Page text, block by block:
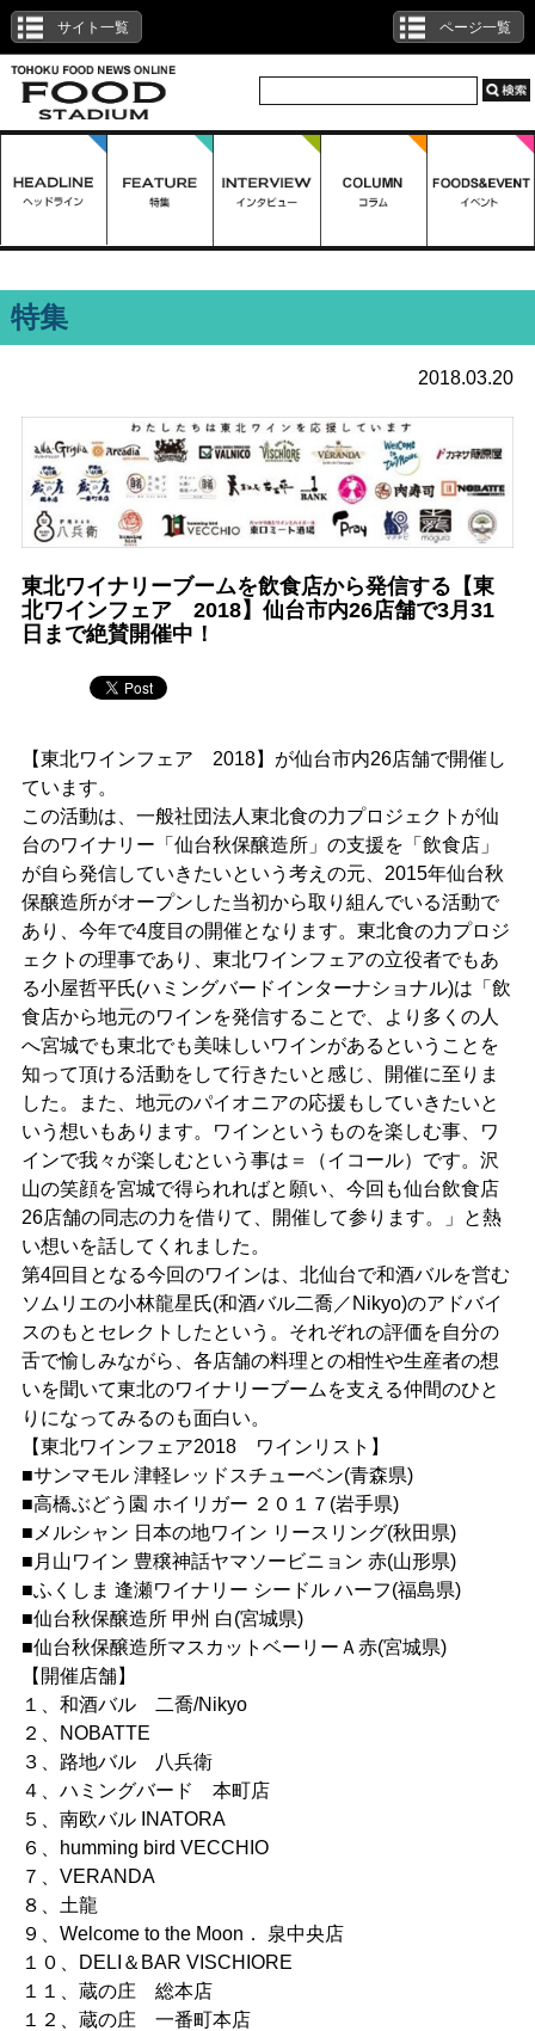
サイト一覧 ページ一覧
特集
2018.03.20
東北ワイナリーブームを飲食店から発信する【東
北ワインフェア 2018】仙台市内26店舗で3月31
日まで絶賛開催中！
【東北ワインフェア 2018】が仙台市内26店舗で開催し
ています。
この活動は、一般社団法人東北食の力プロジェクトが仙
台のワイナリー「仙台秋保醸造所」の支援を「飲食店」
が自ら発信していきたいという考えの元、2015年仙台秋
保醸造所がオープンした当初から取り組んでいる活動で
あり、今年で4度目の開催となります。東北食の力プロジ
ェクトの理事であり、東北ワインフェアの立役者でもあ
る小屋哲平氏(ハミングバードインターナショナル)は「飲
食店から地元のワインを発信することで、より多くの人
へ宮城でも東北でも美味しいワインがあるということを
知って頂ける活動をして行きたいと感じ、開催に至りま
した。また、地元のパイオニアの応援もしていきたいと
いう想いもあります。ワインというものを楽しむ事、ワ
インで我々が楽しむという事は＝（イコール）です。沢
山の笑顔を宮城で得られればと願い、今回も仙台飲食店
26店舗の同志の力を借りて、開催して参ります。」と熱
い想いを話してくれました。
第4回目となる今回のワインは、北仙台で和酒バルを営む
ソムリエの小林龍星氏(和酒バル二喬／Nikyo)のアドバイ
スのもとセレクトしたという。それぞれの評価を自分の
舌で愉しみながら、各店舗の料理との相性や生産者の想
いを聞いて東北のワイナリーブームを支える仲間のひと
りになってみるのも面白い。
【東北ワインフェア2018 ワインリスト】
■サンマモル 津軽レッドスチューベン(青森県)
■高橋ぶどう園 ホイリガー ２０１７(岩手県)
■メルシャン 日本の地ワイン リースリング(秋田県)
■月山ワイン 豊穣神話ヤマソービニョン 赤(山形県)
■ふくしま 逢瀬ワイナリー シードル ハーフ(福島県)
■仙台秋保醸造所 甲州 白(宮城県)
■仙台秋保醸造所マスカットベーリーＡ赤(宮城県)
【開催店舗】
１、和酒バル 二喬/Nikyo
２、NOBATTE
３、路地バル 八兵衛
４、ハミングバード 本町店
５、南欧バル INATORA
６、humming bird VECCHIO
７、VERANDA
８、土龍
９、Welcome to the Moon． 泉中央店
１０、DELI＆BAR VISCHIORE
１１、蔵の庄 総本店
１２、蔵の庄 一番町本店